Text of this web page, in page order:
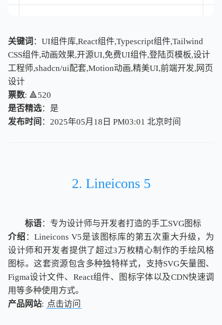
关键词 ：UI组件库,React组件,Typescript组件,Tailwind
CSS组件,动画效果,开源UI,免费UI组件,登陆页模板,设计
工程师,shadcn/ui配套,Motion动画,精美UI,前端开发,网页
设计
票数: 🔺520
是否精选：是
发布时间 ：2025年05月18日 PM03:01 北京时间
北京时间
2. Lineicons 5
标语：专为设计师与开发者打造的手工SVG图标
介绍 ：Lineicons V5是该图标库的第五次重大升级，为
设计师和开发者提供了超过3万枚精心制作的手绘风格
图标。这套资源包含多种独特样式，支持SVG矢量图、
Figma设计文件、React组件、图标字体以及CDN快速调
用等多种使用方式。
产品网站: 点击访问